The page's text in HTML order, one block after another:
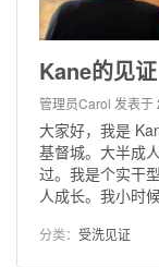
Kane的见证
管理员Carol 发表于
大家好，我是
基督城。大半成
过。我是个实干
人成长。我小时
分类： 受洗见证